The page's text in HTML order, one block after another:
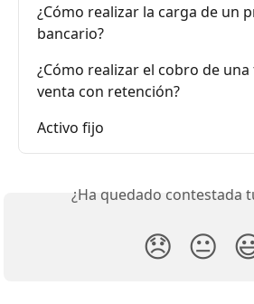
¿Cómo realizar la carga de un
bancario?
¿Cómo realizar el cobro de
venta con retención?
Activo fijo
¿Ha quedado contestada
😞 😐